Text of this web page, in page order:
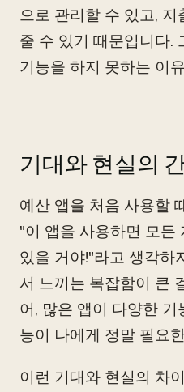
으로 관리할 수 있고,
줄 수 있기 때문입니다.
기능을 하지 못하는 이
기대와 현실의
예산 앱을 처음 사용할
"이 앱을 사용하면 모든
있을 거야!"라고 생각하
서 느끼는 복잡함이 큰
어, 많은 앱이 다양한 기
능이 나에게 정말 필요
이런 기대와 현실의 차